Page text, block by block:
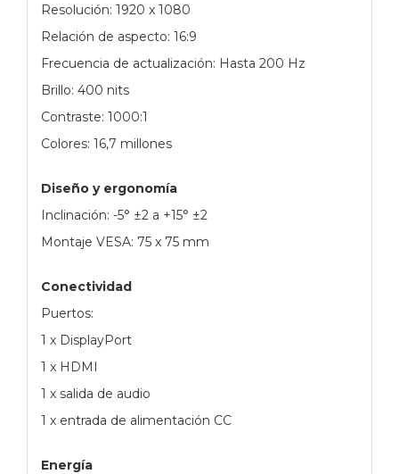
Resolución: 1920 x 1080
Relación de aspecto: 16:9
Frecuencia de actualización: Hasta 200 Hz
Brillo: 400 nits
Contraste: 1000:1
Colores: 16,7 millones
Diseño y ergonomía
Inclinación: -5° ±2 a +15° ±2
Montaje VESA: 75 x 75 mm
Conectividad
Puertos:
1 x DisplayPort
1 x HDMI
1 x salida de audio
1 x entrada de alimentación CC
Energía